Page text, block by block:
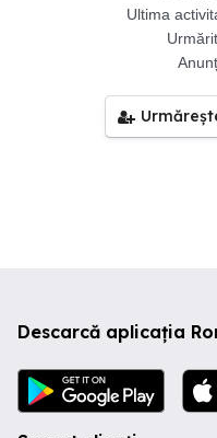
Ultima
Descarcă aplicația